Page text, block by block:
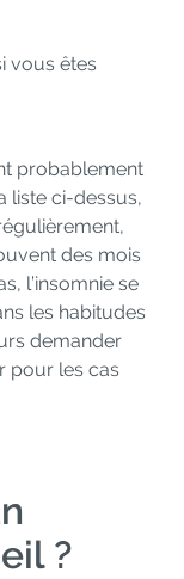
vous êtes
probablement
liste ci-dessus,
des mois
l’insomnie se
les habitudes
demander
pour les cas
?